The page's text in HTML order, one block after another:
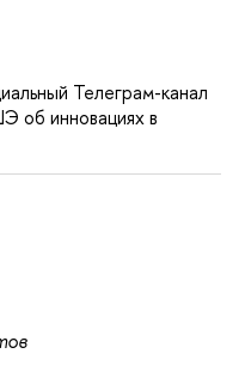
Телеграм-канал
об инновациях в